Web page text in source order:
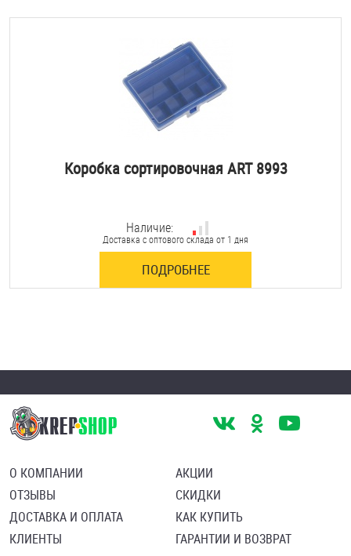
Коробка сортировочная ART 8993
Наличие:
Доставка с оптового склада от 1 дня
ПОДРОБНЕЕ
О КОМПАНИИ
ОТЗЫВЫ
ДОСТАВКА И ОПЛАТА
КЛИЕНТЫ
АКЦИИ
СКИДКИ
КАК КУПИТЬ
ГАРАНТИИ И ВОЗВРАТ